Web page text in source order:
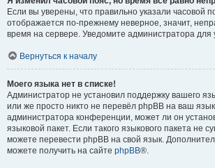
Если вы уверены, что правильно указали часовой
отображается по-прежнему неверное, значит,
время на сервере. Уведомите администратора
Вернуться к началу
Моего языка нет в списке!
Администратор не установил поддержку вашего
или же просто никто не перевёл phpBB на ваш
администратора конференции, может ли он
языковой пакет. Если такого языкового пакета не
можете перевести phpBB на свой язык.
можете получить на сайте phpBB®.